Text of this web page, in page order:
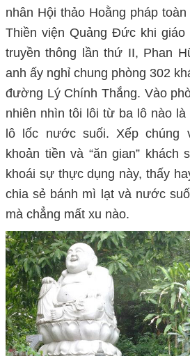
nhân Hội thảo Hoằng pháp
Thiền viện Quảng Đức khi
truyền thông lần thứ II, Phan
anh ấy nghỉ chung phòng 302
đường Lý Chính Thắng. Vào
nhiên nhìn tôi lôi từ ba lô nào
lô lốc nước suối. Xếp chúng
khoản tiền và “ăn gian” khách
khoái sự thực dụng này, thấy
chia sẻ bánh mì lạt và nước
mà chẳng mất xu nào.